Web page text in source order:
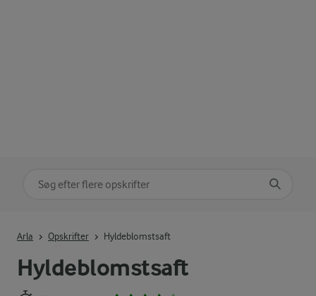
Hyldeblomstsaft
Arla Opskrifter Hyldeblomstsaft
Søg på kategori